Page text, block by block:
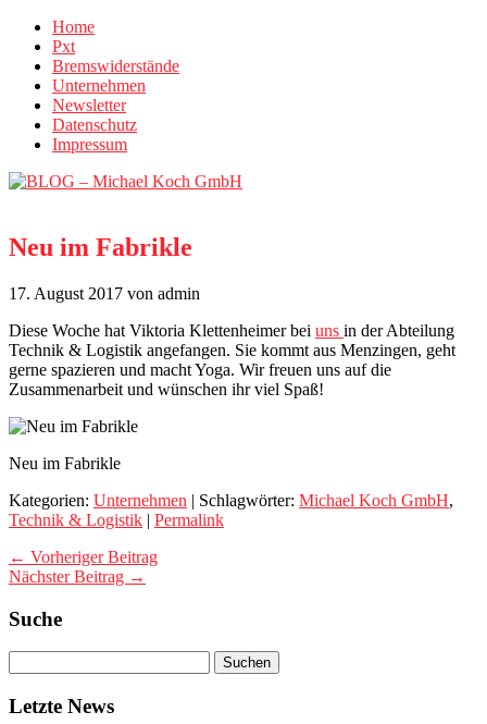
Home
Pxt
Bremswiderstände
Unternehmen
Newsletter
Datenschutz
Impressum
Neu im Fabrikle
17. August 2017 von admin
Diese Woche hat Viktoria Klettenheimer bei uns in der Abteilung
Technik & Logistik angefangen. Sie kommt aus Menzingen, geht
gerne spazieren und macht Yoga. Wir freuen uns auf die
Zusammenarbeit und wünschen ihr viel Spaß!
Neu im Fabrikle
Kategorien: Unternehmen | Schlagwörter: Michael Koch GmbH,
Technik & Logistik | Permalink
← Vorheriger Beitrag
Nächster Beitrag →
Suche
Letzte News